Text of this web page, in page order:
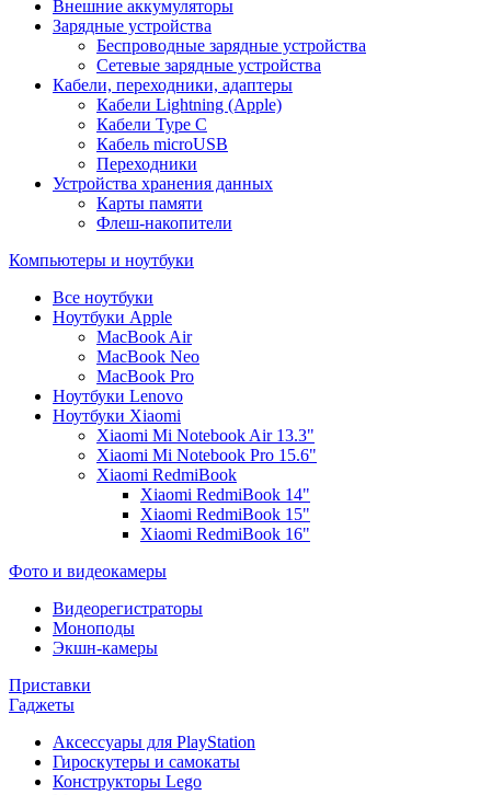
Внешние аккумуляторы
Зарядные устройства
Беспроводные зарядные устройства
Сетевые зарядные устройства
Кабели, переходники, адаптеры
Кабели Lightning (Apple)
Кабели Type C
Кабель microUSB
Переходники
Устройства хранения данных
Карты памяти
Флеш-накопители
Компьютеры и ноутбуки
Все ноутбуки
Ноутбуки Apple
MacBook Air
MacBook Neo
MacBook Pro
Ноутбуки Lenovo
Ноутбуки Xiaomi
Xiaomi Mi Notebook Air 13.3"
Xiaomi Mi Notebook Pro 15.6"
Xiaomi RedmiBook
Xiaomi RedmiBook 14"
Xiaomi RedmiBook 15"
Xiaomi RedmiBook 16"
Фото и видеокамеры
Видеорегистраторы
Моноподы
Экшн-камеры
Приставки
Гаджеты
Аксессуары для PlayStation
Гироскутеры и самокаты
Конструкторы Lego